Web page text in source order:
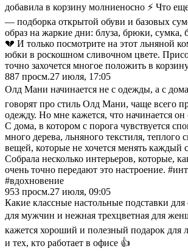
добавила в корзину молниеносно ⚡️ Что
— подборка открытой обуви и базовых
образ на жаркие дни: блуза, брюки, сумка,
💔 И только посмотрите на этот льняной
юбки в роскошном сливочном цвете.
точно захочется многое положить в
887 просм.27 июля, 17:05
Олд Мани начинается не с одежды, а с
говорят про стиль Олд Мани, чаще всего
одежду. Но мне кажется, что начинается он
С дома, в котором с порога чувствуется
много дерева, льняного текстиля, теплого
вещей, которые не хочется менять каждый
Собрала несколько интерьеров, которые,
очень точно передают это настроение.
#вдохновение
953 просм.27 июля, 09:05
Какие классные настольные подставки для
для мужчин и нежная трехцветная для
кажется хороший и полезный подарок для
и тех, кто работает в офисе 👍